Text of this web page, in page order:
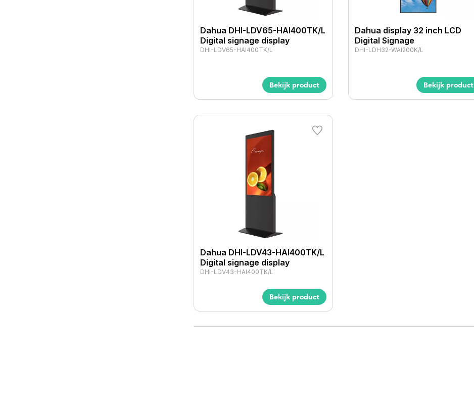
Dahua DHI-LDV65-HAI400TK/L
Digital signage display
DHI-LDV65-HAI400TK/L
Bekijk product
Dahua display 32 inch LCD
Digital Signage
DHI-LDH32-WAI200K/L
Bekijk product
Dahua DHI-LDV43-HAI400TK/L
Digital signage display
DHI-LDV43-HAI400TK/L
Bekijk product